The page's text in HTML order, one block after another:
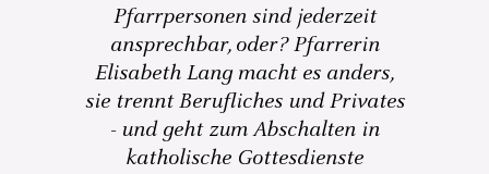
Pfarrpersonen sind jederzeit
ansprechbar, oder? Pfarrerin
Elisabeth Lang macht es anders,
sie trennt Berufliches und Privates
- und geht zum Abschalten in
katholische Gottesdienste